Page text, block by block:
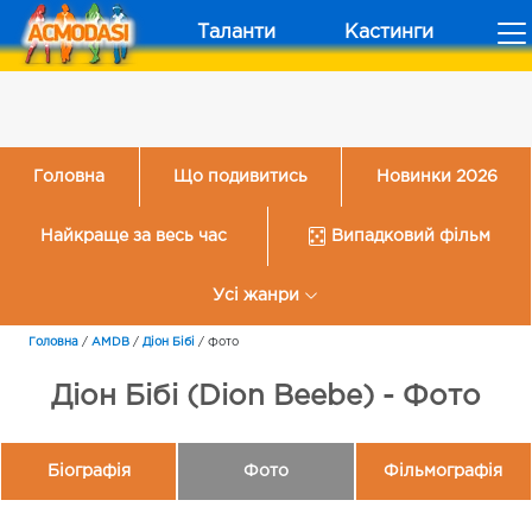
Таланти Кастинги
Головна Що подивитись Новинки 2026
Найкраще за весь час Випадковий фільм
Усі жанри
Головна / AMDB / Діон Бібі / Фото
Діон Бібі (Dion Beebe) - Фото
Біографія Фото Фільмографія